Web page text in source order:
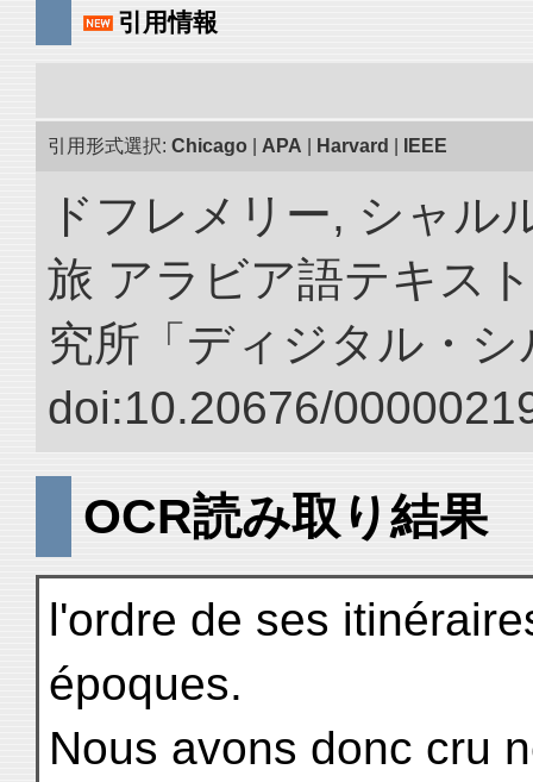
引用情報
引用形式選択: Chicago APA Harvard IEEE
ドフレメリー, シャル
旅 アラビア語テキス
究所「ディジタル・
doi:10.20676/
OCR読み取り結果
l'ordre de ses
époques.
Nous avons donc cru